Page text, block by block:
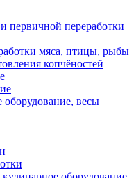
первичной переработки
мяса, птицы, рыбы
копчёностей
оборудование, весы